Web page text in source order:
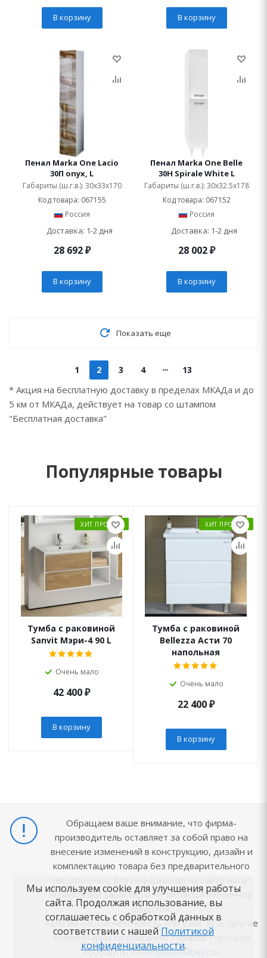
В корзину В корзину
Пенал Marka One Lacio
30П onyx, L
Габариты (ш.г.в.): 30x33x170
Код товара: 067155
Россия
Доставка: 1-2 дня
28 692₽
В корзину
Пенал Marka One Belle
30Н Spirale White L
Габариты (ш.г.в.): 30x32.5x178
Код товара: 067152
Россия
Доставка: 1-2 дня
28 002₽
В корзину
Показать еще
1 2 3 4 13
* Акция на бесплатную доставку в пределах МКАДа и до
5 км от МКАДа, действует на товар со штампом
"Бесплатная доставка"
Популярные товары
ХИТ ПРОДАЖ
Тумба с раковиной
Sanvit Мэри-4 90 L
Очень мало
42 400₽
В корзину
ХИТ ПРОДАЖ
Тумба с раковиной
Bellezza Асти 70
напольная
Очень мало
22 400₽
В корзину
Обращаем ваше внимание, что фирма-
производитель оставляет за собой право на
внесение изменений в конструкцию, дизайн и
комплектацию товара без предварительного
справочный характер и не является публичной
офертой.
Если вы нашли неточность или у вас есть другие
комментарии по описанию товаров - просьба
сообщить наinfo@vannabest.ru
Мы используем cookie для улучшения работы
сайта. Продолжая использование, вы
соглашаетесь с обработкой данных в
соответствии с нашей Политикой
конфиденциальности.